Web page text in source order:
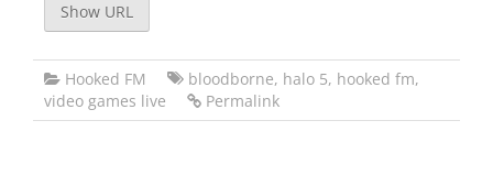
Show URL
Hooked FM bloodborne, halo 5, hooked fm,
video games live
Permalink